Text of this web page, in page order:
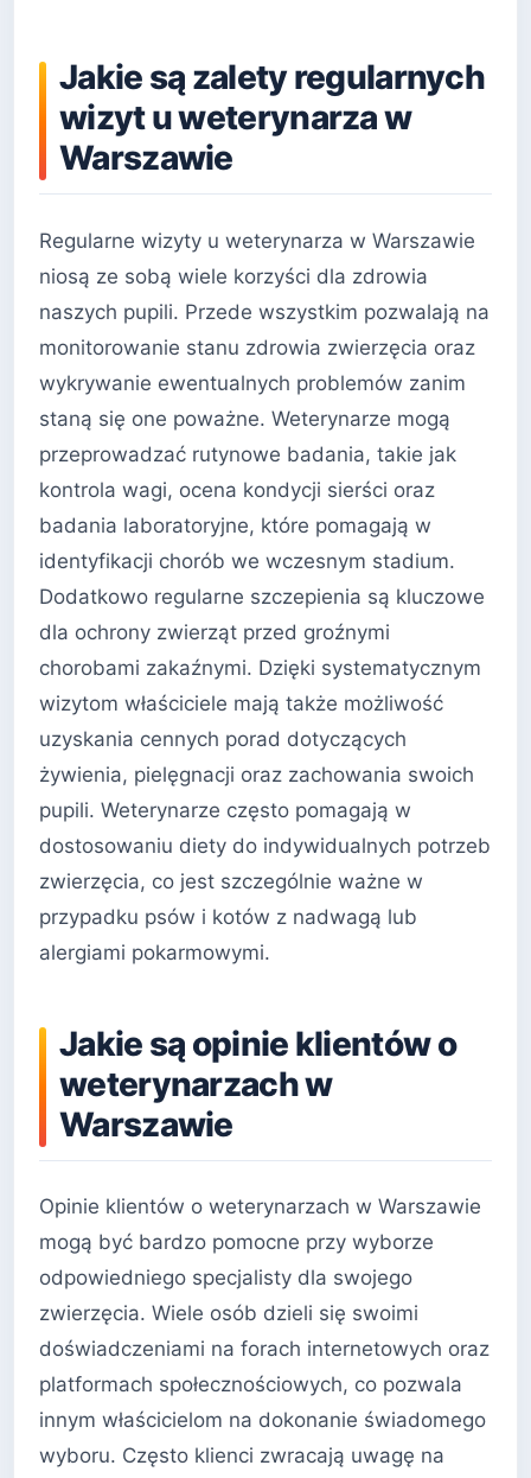
Jakie są zalety regularnych
wizyt u weterynarza w
Warszawie
Regularne wizyty u weterynarza w Warszawie
niosą ze sobą wiele korzyści dla zdrowia
naszych pupili. Przede wszystkim pozwalają na
monitorowanie stanu zdrowia zwierzęcia oraz
wykrywanie ewentualnych problemów zanim
staną się one poważne. Weterynarze mogą
przeprowadzać rutynowe badania, takie jak
kontrola wagi, ocena kondycji sierści oraz
badania laboratoryjne, które pomagają w
identyfikacji chorób we wczesnym stadium.
Dodatkowo regularne szczepienia są kluczowe
dla ochrony zwierząt przed groźnymi
chorobami zakaźnymi. Dzięki systematycznym
wizytom właściciele mają także możliwość
uzyskania cennych porad dotyczących
żywienia, pielęgnacji oraz zachowania swoich
pupili. Weterynarze często pomagają w
dostosowaniu diety do indywidualnych potrzeb
zwierzęcia, co jest szczególnie ważne w
przypadku psów i kotów z nadwagą lub
alergiami pokarmowymi.
Jakie są opinie klientów o
weterynarzach w
Warszawie
Opinie klientów o weterynarzach w Warszawie
mogą być bardzo pomocne przy wyborze
odpowiedniego specjalisty dla swojego
zwierzęcia. Wiele osób dzieli się swoimi
doświadczeniami na forach internetowych oraz
platformach społecznościowych, co pozwala
innym właścicielom na dokonanie świadomego
wyboru. Często klienci zwracają uwagę na